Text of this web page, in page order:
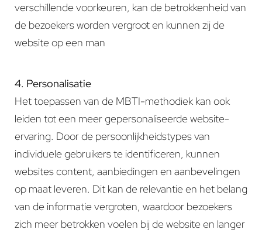
verschillende voorkeuren, kan de betrokkenheid van
de bezoekers worden vergroot en kunnen zij de
website op een man
4. Personalisatie
Het toepassen van de MBTI-methodiek kan ook
leiden tot een meer gepersonaliseerde website-
ervaring. Door de persoonlijkheidstypes van
individuele gebruikers te identificeren, kunnen
websites content, aanbiedingen en aanbevelingen
op maat leveren. Dit kan de relevantie en het belang
van de informatie vergroten, waardoor bezoekers
zich meer betrokken voelen bij de website en langer